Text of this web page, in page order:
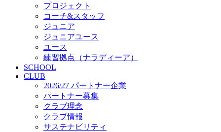
プロジェクト
コーチ&スタッフ
ジュニア
ジュニアユース
ユース
練習拠点（ナラディーア）
SCHOOL
CLUB
2026/27 パートナー企業
パートナー募集
クラブ理念
クラブ情報
サステナビリティ